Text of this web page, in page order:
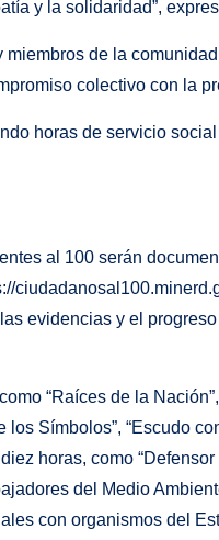
y la solidaridad”,
de la
colectivo con la
horas de servicio
al 100 serán
evidencias y el
“Raíces de la
los Símbolos”, “Escudo
horas, como
del Medio
con organismos del